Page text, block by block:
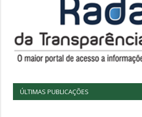
ÚLTIMAS PUBLICAÇÕES